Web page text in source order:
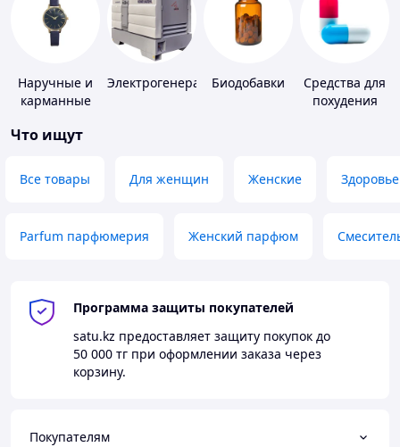
Наручные и
карманные
ЭлектрогенераторыБиодобавки
Средства для
похудения
Что ищут
Все товары Для женщин Женские Здоровье
Parfum парфюмерия Женский парфюм
Программа защиты покупателей
satu.kz предоставляет защиту покупок до
50 000 тг при оформлении заказа через
корзину.
Покупателям